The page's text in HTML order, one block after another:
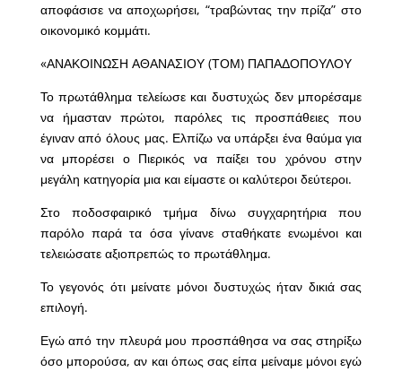
αποφάσισε να αποχωρήσει, “τραβώντας την πρίζα” στο
οικονομικό κομμάτι.
«ΑΝΑΚΟΙΝΩΣΗ ΑΘΑΝΑΣΙΟΥ (ΤΟΜ) ΠΑΠΑΔΟΠΟΥΛΟΥ
Το πρωτάθλημα τελείωσε και δυστυχώς δεν μπορέσαμε
να ήμασταν πρώτοι, παρόλες τις προσπάθειες που
έγιναν από όλους μας. Ελπίζω να υπάρξει ένα θαύμα για
να μπορέσει ο Πιερικός να παίξει του χρόνου στην
μεγάλη κατηγορία μια και είμαστε οι καλύτεροι δεύτεροι.
Στο ποδοσφαιρικό τμήμα δίνω συγχαρητήρια που
παρόλο παρά τα όσα γίνανε σταθήκατε ενωμένοι και
τελειώσατε αξιοπρεπώς το πρωτάθλημα.
Το γεγονός ότι μείνατε μόνοι δυστυχώς ήταν δικιά σας
επιλογή.
Εγώ από την πλευρά μου προσπάθησα να σας στηρίξω
όσο μπορούσα, αν και όπως σας είπα μείναμε μόνοι εγώ